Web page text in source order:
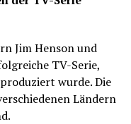
Jim Henson und
TV-Serie,
wurde. Die
Ländern